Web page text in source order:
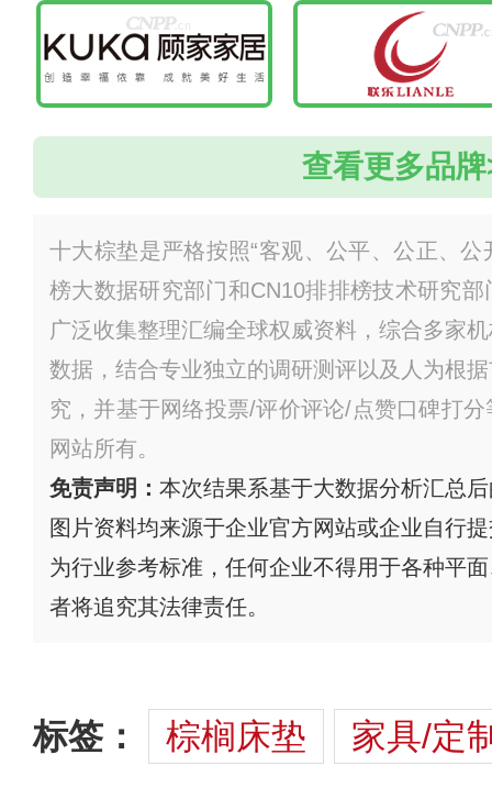
查看更多品
十大棕垫是严格按照“客观、公平、公正、公
榜大数据研究部门和CN10排排榜技术研究
广泛收集整理汇编全球权威资料，综合多家
数据，结合专业独立的调研测评以及人为根
究，并基于网络投票/评价评论/点赞口碑打
网站所有。
免责声明： 本次结果系基于大数据分析汇总
图片资料均来源于企业官方网站或企业自行
为行业参考标准，任何企业不得用于各种平
者将追究其法律责任。
标签： 棕榈床垫 家具/定